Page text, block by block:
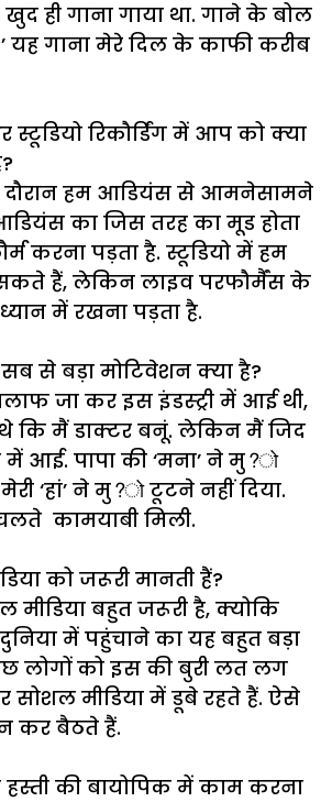
खुद ही गाना गाया था. गाने के बोल
यह गाना मेरे दिल के काफी करीब
रिकौर्डिंग में आप को क्या
दौरान हम आडियंस से आमनेसामने
का जिस तरह का मूड होता
करना पड़ता है. स्टूडियो में हम
हैं, लेकिन लाइव परफौर्मैंस के
ध्यान में रखना पड़ता है.
से बड़ा मोटिवेशन क्या है?
जा कर इस इंडस्ट्री में आई थी,
थे कि मैं डाक्टर बनूं. लेकिन मैं जिद
में आई. पापा की ‘मना’ ने मु?
मेरी ‘हां’ ने मु? टूटने नहीं दिया.
कामयाबी मिली.
को जरूरी मानती हैं?
मीडिया बहुत जरूरी है, क्योकि
में पहुंचाने का यह बहुत बड़ा
लोगों को इस की बुरी लत लग
सोशल मीडिया में डूबे रहते हैं. ऐसे
कर बैठते हैं.
की बायोपिक में काम करना